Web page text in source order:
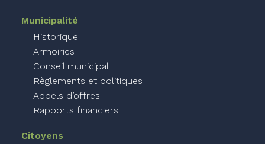
Municipalité
Historique
Armoiries
Conseil municipal
Règlements et politiques
Appels d’offres
Rapports financiers
Citoyens